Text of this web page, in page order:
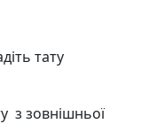
тату
з зовнішньої